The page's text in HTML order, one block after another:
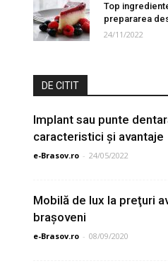
Top
prepararea
24/11/2022
DE CITIT
Implant sau punte
caracteristici și avantaje
e-Brasov.ro - 24/05/2022
Mobilă de lux la preţuri
brașoveni
e-Brasov.ro - 08/09/2020